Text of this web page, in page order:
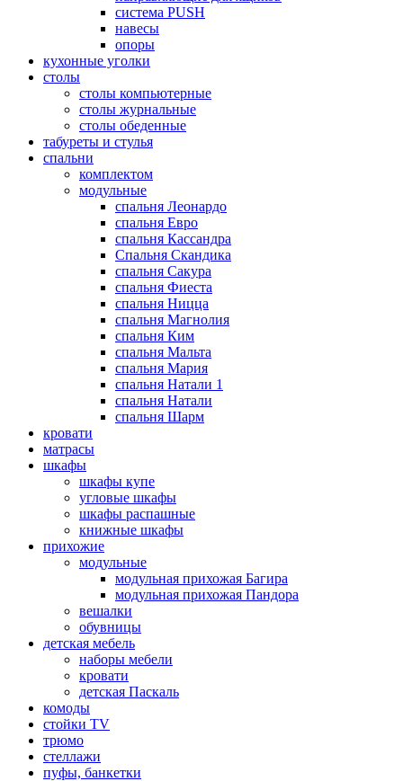
система PUSH
навесы
опоры
кухонные уголки
столы
столы компьютерные
столы журнальные
столы обеденные
табуреты и стулья
спальни
комплектом
модульные
спальня Леонардо
спальня Евро
спальня Кассандра
Спальня Скандика
спальня Сакура
спальня Фиеста
спальня Ницца
спальня Магнолия
спальня Ким
спальня Мальта
спальня Мария
спальня Натали 1
спальня Натали
спальня Шарм
кровати
матрасы
шкафы
шкафы купе
угловые шкафы
шкафы распашные
книжные шкафы
прихожие
модульные
модульная прихожая Багира
модульная прихожая Пандора
вешалки
обувницы
детская мебель
наборы мебели
кровати
детская Паскаль
комоды
стойки TV
трюмо
стеллажи
пуфы, банкетки